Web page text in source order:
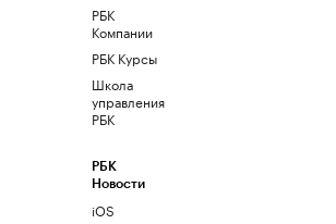
РБК
Компании
РБК Курсы
Школа
управления
РБК
РБК
Новости
iOS